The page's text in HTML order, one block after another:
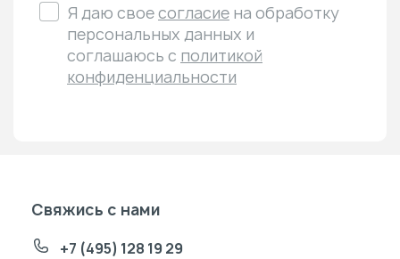
Я даю своесогласие на обработку
персональных данных и
соглашаюсь с политикой
конфиденциальности
Свяжись с нами
+7 (495) 128 19 29